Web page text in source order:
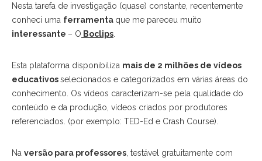
Nesta tarefa de investigação (quase) constante, recentemente
conheci uma ferramenta que me pareceu muito
interessante – O Boclips
Esta plataforma disponibiliza mais de 2 milhões de vídeos
educativosselecionados e categorizados em várias áreas do
conhecimento. Os vídeos caracterizam-se pela qualidade do
conteúdo e da produção, vídeos criados por produtores
referenciados. (por exemplo: TED-Ed e Crash Course).
Na versão para professores , testável gratuitamente com